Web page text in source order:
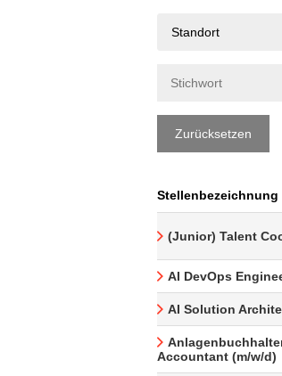
Standort
Zurücksetzen
Stellenbezeichnung
(Junior) Talent
AI DevOps
AI Solution
Accountant (m/w/d)